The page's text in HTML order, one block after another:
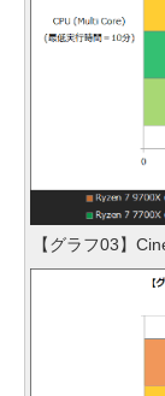
【グラフ03】